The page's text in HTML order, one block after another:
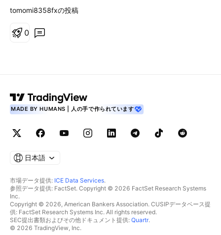
り、６月のもみ合いを上放れ後、上場初日の終値を目指
め、上放れ中。
tomomi8358fxの投稿
0
MADE BY HUMANS | 人の手で作られています
日本語
市場データ提供: ICE Data Services.
参照データ提供: FactSet. Copyright © 2026 FactSet Research Systems
Inc.
Copyright © 2026, American Bankers Association. CUSIPデータベース提
供: FactSet Research Systems Inc. All rights reserved.
SEC提出書類およびその他ドキュメント提供: Quartr.
© 2026 TradingView, Inc.